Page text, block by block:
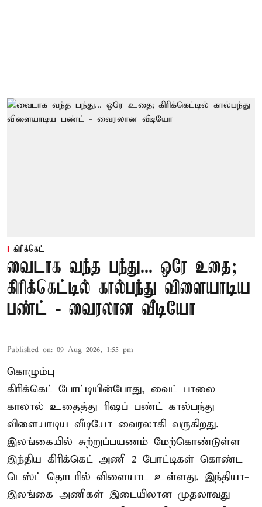
கிரிக்கெட்
வைடாக வந்த பந்து... ஒரே உதை;
கிரிக்கெட்டில் கால்பந்து விளையாடிய
பண்ட் - வைரலான வீடியோ
Published on: 09 Aug 2026, 1:55 pm
கொழும்பு
கிரிக்கெட் போட்டியின்போது, வைட் பாலை
காலால் உதைத்து ரிஷப் பண்ட் கால்பந்து
விளையாடிய வீடியோ வைரலாகி வருகிறது.
இலங்கையில் சுற்றுப்பயணம் மேற்கொண்டுள்ள
இந்திய கிரிக்கெட் அணி 2 போட்டிகள் கொண்ட
டெஸ்ட் தொடரில் விளையாட உள்ளது. இந்தியா-
இலங்கை அணிகள் இடையிலான முதலாவது